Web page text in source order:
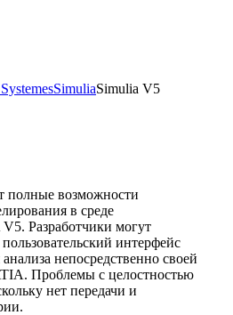
SimuliaSimulia V5
полные возможности
в среде
Разработчики могут
интерфейс
непосредственно своей
Проблемы с целостностью
нет передачи и